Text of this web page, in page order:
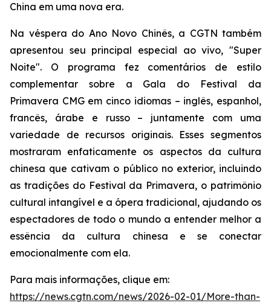
China em uma nova era.
Na véspera do Ano Novo Chinês, a CGTN também
apresentou seu principal especial ao vivo, "Super
Noite". O programa fez comentários de estilo
complementar sobre a Gala do Festival da
Primavera CMG em cinco idiomas – inglês, espanhol,
francês, árabe e russo – juntamente com uma
variedade de recursos originais. Esses segmentos
mostraram enfaticamente os aspectos da cultura
chinesa que cativam o público no exterior, incluindo
as tradições do Festival da Primavera, o patrimônio
cultural intangível e a ópera tradicional, ajudando os
espectadores de todo o mundo a entender melhor a
essência da cultura chinesa e se conectar
emocionalmente com ela.
Para mais informações, clique em:
https://news.cgtn.com/news/2026-02-01/More-than-